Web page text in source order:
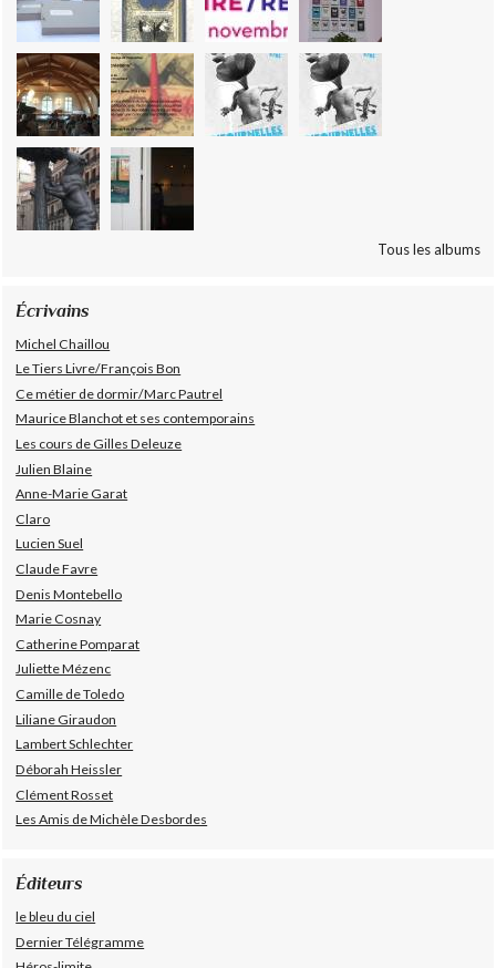
Tous les albums
Écrivains
Michel Chaillou
Le Tiers Livre/François Bon
Ce métier de dormir/Marc Pautrel
Maurice Blanchot et ses contemporains
Les cours de Gilles Deleuze
Julien Blaine
Anne-Marie Garat
Claro
Lucien Suel
Claude Favre
Denis Montebello
Marie Cosnay
Catherine Pomparat
Juliette Mézenc
Camille de Toledo
Liliane Giraudon
Lambert Schlechter
Déborah Heissler
Clément Rosset
Les Amis de Michèle Desbordes
Éditeurs
le bleu du ciel
Dernier Télégramme